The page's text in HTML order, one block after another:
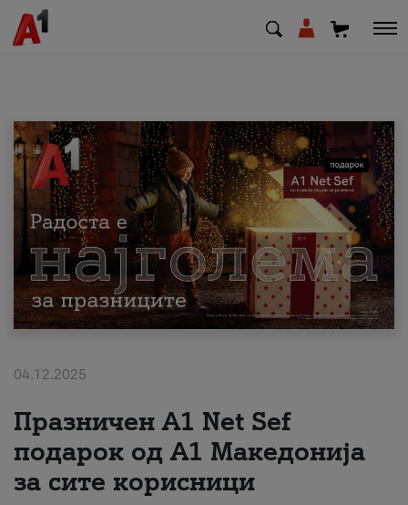
МК EN SQ
Приватни Деловни
Поддршка
Надополни кредит
За нас
#ПодобарОнлајн
04.12.2025
Празничен A1 Net Sеf
подарок од А1 Македонија
за сите корисници